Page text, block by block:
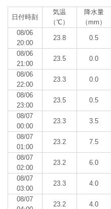
日付時刻
気温
（℃）
降水量
（mm）
08/06
20:00
23.8 0.5
08/06
21:00
23.5 0.0
08/06
22:00
23.3 0.0
08/06
23:00
23.5 0.5
08/07
00:00
23.3 3.5
08/07
01:00
23.2 7.5
08/07
02:00
23.2 6.0
08/07
03:00
23.3 4.0
08/07
23.2 4.0